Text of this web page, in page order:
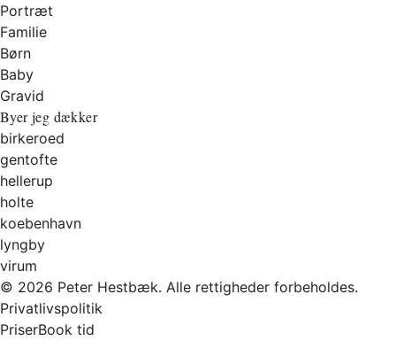
Portræt
Familie
Børn
Baby
Gravid
Byer jeg dækker
birkeroed
gentofte
hellerup
holte
koebenhavn
lyngby
virum
© 2026 Peter Hestbæk. Alle rettigheder forbeholdes.
Privatlivspolitik
PriserBook tid